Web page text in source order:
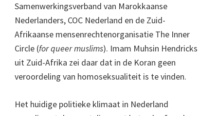
Samenwerkingsverband van Marokkaanse
Nederlanders, COC Nederland en de Zuid-
Afrikaanse mensenrechtenorganisatie The Inner
Circle (for queer muslims). Imam Muhsin Hendricks
uit Zuid-Afrika zei daar dat in de Koran geen
veroordeling van homoseksualiteit is te vinden.
Het huidige politieke klimaat in Nederland